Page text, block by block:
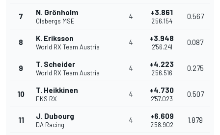
7 N. Grönholm
Olsbergs MSE
4 +3.861
2'56.154
0.567
8 K. Eriksson
World RX Team Austria
4 +3.948
2'56.241
0.087
9 T. Scheider
World RX Team Austria
4 +4.223
2'56.516
0.275
10 T. Heikkinen
EKS RX
4 +4.730
2'57.023
0.507
11 J. Dubourg
DA Racing
4 +6.609
2'58.902
1.879